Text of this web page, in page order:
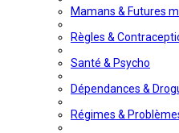
Mamans & Futures
Règles &
Santé & Psycho
Dépendances &
Régimes &